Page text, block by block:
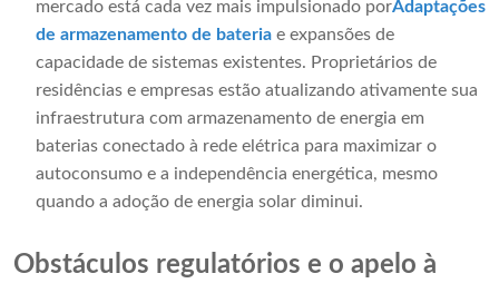
mercado está cada vez mais impulsionado porAdaptações
de armazenamento de bateria e expansões de
capacidade de sistemas existentes. Proprietários de
residências e empresas estão atualizando ativamente sua
infraestrutura com armazenamento de energia em
baterias conectado à rede elétrica para maximizar o
autoconsumo e a independência energética, mesmo
quando a adoção de energia solar diminui.
Obstáculos regulatórios e o apelo à